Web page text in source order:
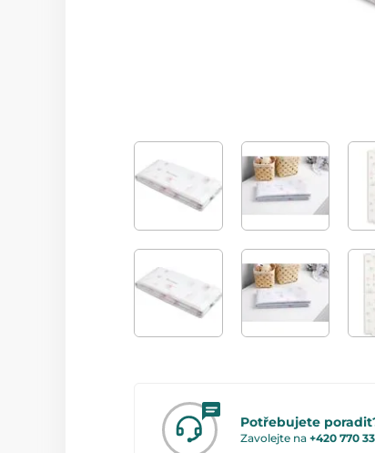
Potřebujete
Zavolejte na +420 770